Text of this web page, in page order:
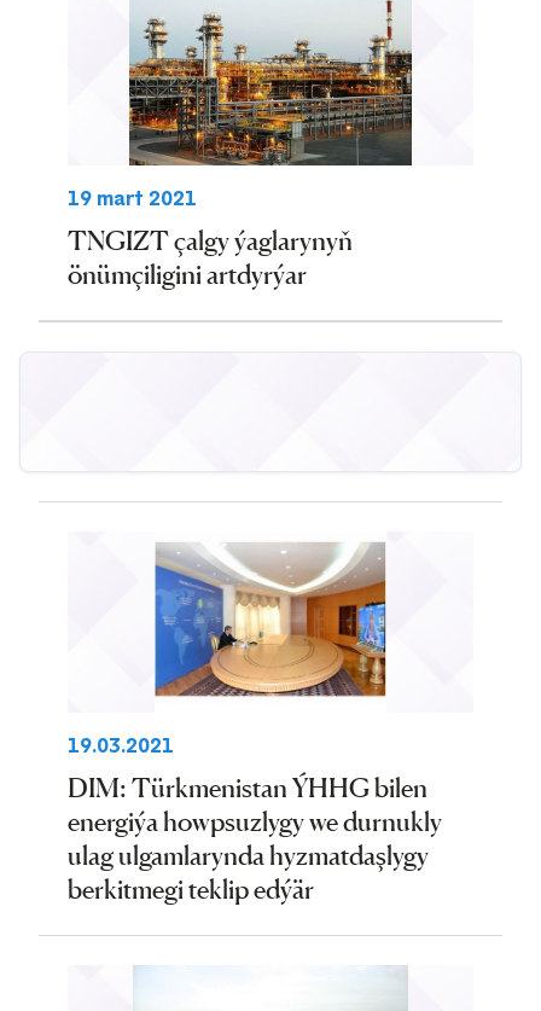
19 mart 2021
TNGIZT çalgy ýaglarynyň
önümçiligini artdyrýar
19.03.2021
DIM: Türkmenistan ÝHHG bilen
energiýa howpsuzlygy we durnukly
ulag ulgamlarynda hyzmatdaşlygy
berkitmegi teklip edýär